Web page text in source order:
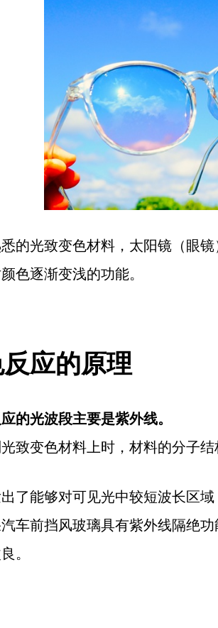
的光致变色材料，太阳镜（眼
色逐渐变浅的功能。
应的原理
的光波段主要是紫外线。
致变色材料上时，材料的分子
了能够对可见光中较短波长区域
车前挡风玻璃具有紫外线隔绝
。